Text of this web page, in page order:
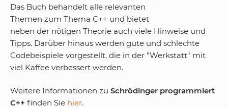
Das Buch behandelt alle relevanten
Themen zum Thema C++ und bietet
neben der nötigen Theorie auch viele Hinweise und
Tipps. Darüber hinaus werden gute und schlechte
Codebeispiele vorgestellt, die in der "Werkstatt" mit
viel Kaffee verbessert werden.
Weitere Informationen zu Schrödinger programmiert
C++ finden Sie hier.